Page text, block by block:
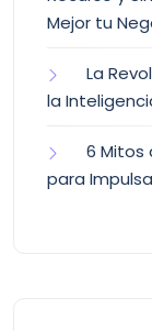
Mejor tu
La
la
6 Mitos
para